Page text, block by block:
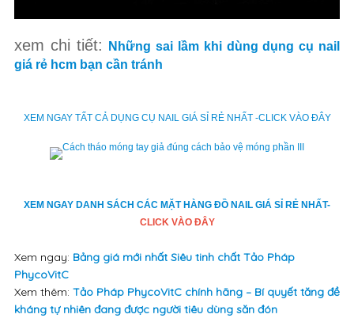
xem chi tiết:
Những sai lầm khi dùng dụng cụ nail
giá rẻ hcm bạn cần tránh
XEM NGAY TẤT CẢ DỤNG CỤ NAIL GIÁ SỈ RẺ NHẤT -CLICK VÀO ĐÂY
XEM NGAY DANH SÁCH CÁC MẶT HÀNG ĐỒ NAIL GIÁ SỈ RẺ NHẤT-
CLICK VÀO ĐÂY
Xem ngay: Bảng giá mới nhất Siêu tinh chất Tảo Pháp
PhycoVitC
Xem thêm: Tảo Pháp PhycoVitC chính hãng – Bí quyết tăng đề
kháng tự nhiên đang được người tiêu dùng săn đón